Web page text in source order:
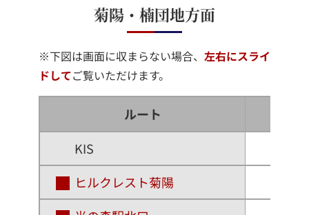
菊陽・楠団地方面
※下図は画面に収まらない場合、 左右にスライ
ドしてご覧いただけます。
ルート
KIS
ヒルクレスト菊陽